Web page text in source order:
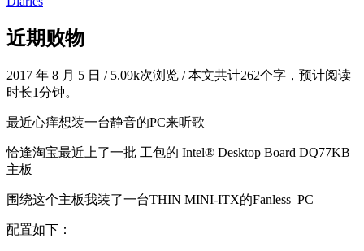
近期败物
2017 年 8 月 5 日 /5.09k次浏览 /本文共计262个字，预计阅读
时长1分钟。
最近心痒想装一台静音的PC来听歌
恰逢淘宝最近上了一批 工包的 Intel® Desktop Board DQ77KB
主板
围绕这个主板我装了一台THIN MINI-ITX的Fanless PC
配置如下：